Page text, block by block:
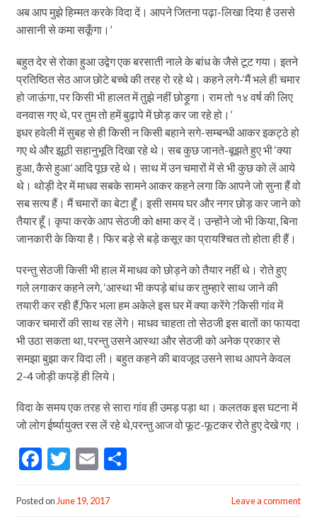
अब आप मुझे हिम्मत करके विदा दें। आपने जितना पढ़ा-लिखा दिया है उससे
आसानी से कमा सकूँगा।’
बहुत देर से रोका हुआ उद्वेग एक बरसाती नाले के बांध के जैसे टूट गया। इतने
प्रतिष्ठित सेठ आज छोटे बच्चे की तरह रो रहे थे। कहने लगे-‘मैं भले ही चमार
हो जाऊंगा, पर किसी भी हालत में तुझे नहीं छोड़ूगा। राम तो १४ वर्ष की लिए
वनवास गए थे, पर तुम तो हमें बुढ़ापे में छोड़ कर जा रहे हो।’
इधर हवेली में सुबह से ही किसी न किसी बहाने सगे-सम्बन्धी आकर इकट्ठे हो
गए थे और झूठी सहानुभूति दिखा रहे थे। सब कुछ जानते-बूझते हुए भी ‘क्या
हुआ, कैसे हुआ’ आदि पूछ रहे थे। साथ में उन चमारों में से भी कुछ को लें आये
थे। थोड़ी देर में माधव सबके सामने आकर कहने लगा कि आपने जो सुना हैं वो
सब सत्य हैं। मैं चमारों का बेटा हूँ। इसी समय घर और नगर छोड़ कर जाने को
तैयार हूँ। कृपा करके आप सेठजी को क्षमा कर दें। उन्होंने जो भी किया, बिना
जानकारी के किया है। फिर बड़े से बड़े कसूर का प्रायश्चित तो होता ही हैं।
परन्तु सेठजी किसी भी हाल में माधव को छोड़ने को तैयार नहीं थे। रोते हुए
गले लगाकर कहने लगे, ‘आस्था भी कपड़े बांध कर तुम्हारे साथ जाने की
तयारी कर रही हैं,फिर भला हम अकेले इस घर में क्या करेंगे ?किसी गांव में
जाकर चमारों की साथ रह लेंगे। माधव चाहता तो सेठजी इस बातों का फायदा
भी उठा सकता था, परन्तु उसने आस्था और सेठजी को अनेक प्रकार से
समझा बुझा कर विदा ली। बहुत कहने की बावजूद उसने साथ आपने केवल
2-4 जोड़ी कपड़ें ही लिये।
विदा के समय एक तरह से सारा गांव ही उमड़ पड़ा था। कलतक इस घटना में
जो लोग ईर्ष्यायुक्त रस लें रहे थे,परन्तु आज वो फूट-फूटकर रोते हुए देखे गए ।
F
e
T
itt
E
ai
S
Posted on June 19, 2017 Leave a comment